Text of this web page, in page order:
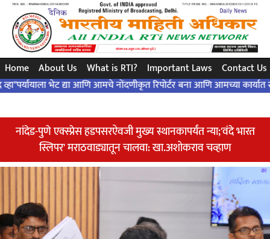
खोचक प्रश्न..अचूक उत्तर..संविधान द्वारे..!
Home About Us What is RTI? Important Laws
Contact Us
भेट द्या आणि आमचे नोंदणीकृत रिपोर्टर बना आणि आमच्या कार्यात सहभागी
नांदेड-पुणे एक्स्प्रेस हडपसरऐवजी मुख्य स्थानकापर्यंत न्या;'वंदे भारत
स्लिपर' मराठवाड्यातून चालवा: खा.अशोकराव चव्हाण